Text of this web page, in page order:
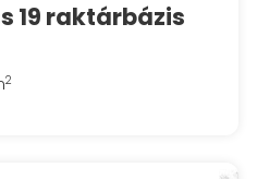
19 raktárbázis
2